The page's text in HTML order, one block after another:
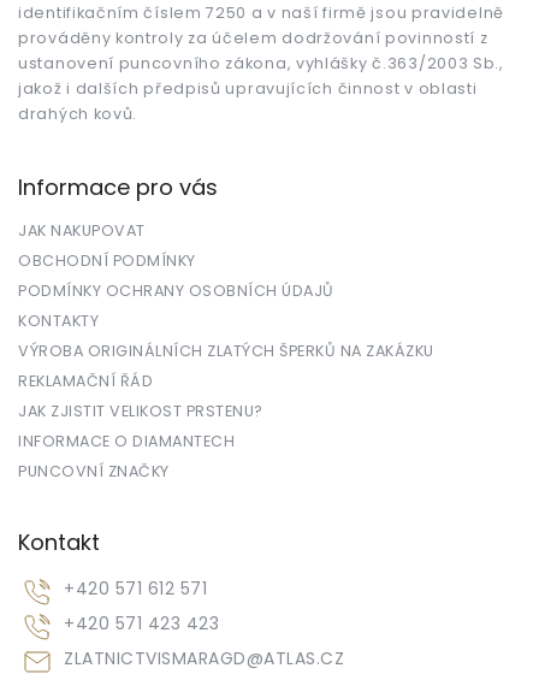
identifikačním číslem 7250 a v naší firmě jsou pravidelně
prováděny kontroly za účelem dodržování povinností z
ustanovení puncovního zákona, vyhlášky č.363/2003 Sb.,
jakož i dalších předpisů upravujících činnost v oblasti
drahých kovů.
Informace pro vás
JAK NAKUPOVAT
OBCHODNÍ PODMÍNKY
PODMÍNKY OCHRANY OSOBNÍCH ÚDAJŮ
KONTAKTY
VÝROBA ORIGINÁLNÍCH ZLATÝCH ŠPERKŮ NA ZAKÁZKU
REKLAMAČNÍ ŘÁD
JAK ZJISTIT VELIKOST PRSTENU?
INFORMACE O DIAMANTECH
PUNCOVNÍ ZNAČKY
Kontakt
ZLATNICTVISMARAGD@ATLAS.CZ
+420 571 612 571
+420 571 423 423